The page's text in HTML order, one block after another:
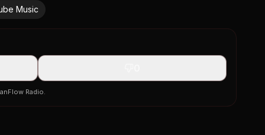
Music
Radio.